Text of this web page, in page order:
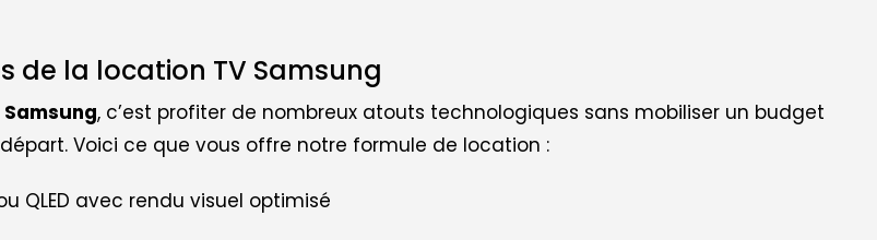
de la location TV Samsung
, c’est profiter de nombreux atouts technologiques sans mobiliser un budget
Voici ce que vous offre notre formule de location :
QLED avec rendu visuel optimisé